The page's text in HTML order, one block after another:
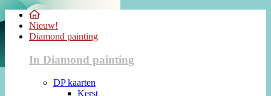
Nieuw!
Diamond painting
In Diamond painting
DP kaarten
Kerst